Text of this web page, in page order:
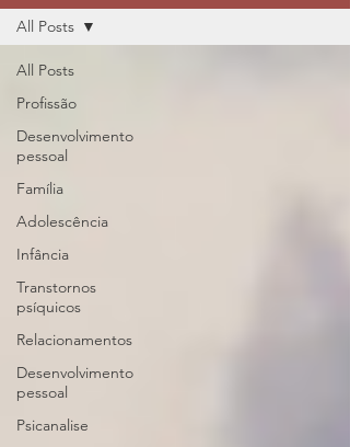
All Posts
Profissão
Desenvolvimento
pessoal
Família
Adolescência
Infância
Transtornos
psíquicos
Relacionamentos
Desenvolvimento
pessoal
Psicanalise
All Posts